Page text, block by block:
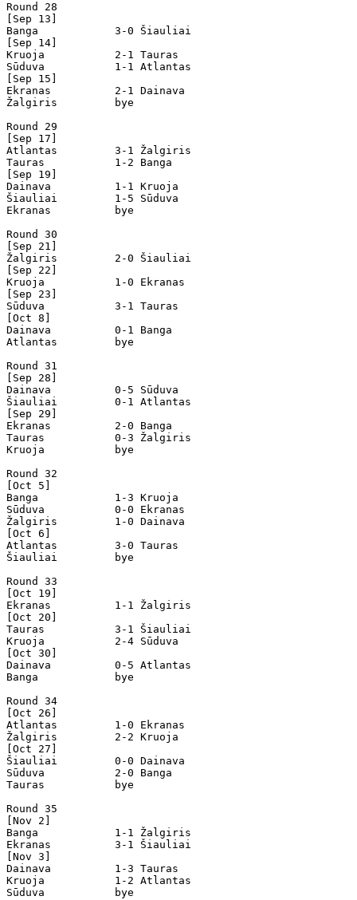
Round 28
[Sep 13]
Banga            3-0 Šiauliai
[Sep 14]
Kruoja           2-1 Tauras
Sūduva           1-1 Atlantas
[Sep 15]
Ekranas          2-1 Dainava
Žalgiris         bye
Round 29
[Sep 17]
Atlantas         3-1 Žalgiris
Tauras           1-2 Banga
[Sep 19]
Dainava          1-1 Kruoja
Šiauliai         1-5 Sūduva
Ekranas          bye
Round 30
[Sep 21]
Žalgiris         2-0 Šiauliai
[Sep 22]
Kruoja           1-0 Ekranas
[Sep 23]
Sūduva           3-1 Tauras
[Oct 8]
Dainava          0-1 Banga
Atlantas         bye
Round 31
[Sep 28]
Dainava          0-5 Sūduva
Šiauliai         0-1 Atlantas
[Sep 29]
Ekranas          2-0 Banga
Tauras           0-3 Žalgiris
Kruoja           bye
Round 32
[Oct 5]
Banga            1-3 Kruoja
Sūduva           0-0 Ekranas
Žalgiris         1-0 Dainava
[Oct 6]
Atlantas         3-0 Tauras
Šiauliai         bye
Round 33
[Oct 19]
Ekranas          1-1 Žalgiris
[Oct 20]
Tauras           3-1 Šiauliai
Kruoja           2-4 Sūduva
[Oct 30]
Dainava          0-5 Atlantas
Banga            bye
Round 34
[Oct 26]
Atlantas         1-0 Ekranas
Žalgiris         2-2 Kruoja
[Oct 27]
Šiauliai         0-0 Dainava
Sūduva           2-0 Banga
Tauras           bye
Round 35
[Nov 2]
Banga            1-1 Žalgiris
Ekranas          3-1 Šiauliai
[Nov 3]
Dainava          1-3 Tauras
Kruoja           1-2 Atlantas
Sūduva           bye